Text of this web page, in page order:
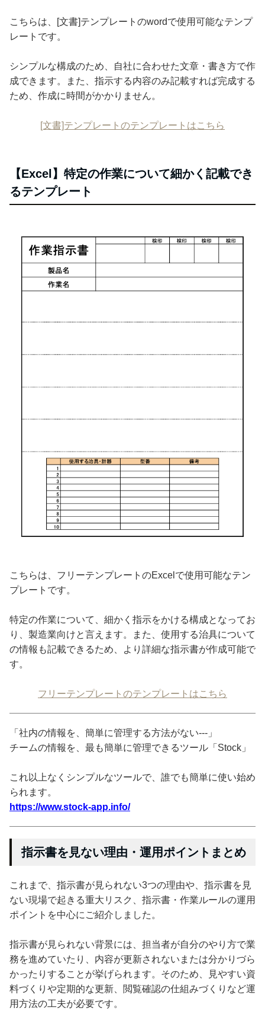
こちらは、[文書]テンプレートのwordで使用可能なテンプ
レートです。
シンプルな構成のため、自社に合わせた文章・書き方で作
成できます。また、指示する内容のみ記載すれば完成する
ため、作成に時間がかかりません。
[文書]テンプレートのテンプレートはこちら
【Excel】特定の作業について細かく記載でき
るテンプレート
こちらは、フリーテンプレートのExcelで使用可能なテン
プレートです。
特定の作業について、細かく指示をかける構成となってお
り、製造業向けと言えます。また、使用する治具について
の情報も記載できるため、より詳細な指示書が作成可能で
す。
フリーテンプレートのテンプレートはこちら
「社内の情報を、簡単に管理する方法がない---」
チームの情報を、最も簡単に管理できるツール「Stock」
これ以上なくシンプルなツールで、誰でも簡単に使い始め
られます。
https://www.stock-app.info/
指示書を見ない理由・運用ポイントまとめ
これまで、指示書が見られない3つの理由や、指示書を見
ない現場で起きる重大リスク、指示書・作業ルールの運用
ポイントを中心にご紹介しました。
指示書が見られない背景には、担当者が自分のやり方で業
務を進めていたり、内容が更新されないまたは分かりづら
かったりすることが挙げられます。そのため、見やすい資
料づくりや定期的な更新、閲覧確認の仕組みづくりなど運
用方法の工夫が必要です。